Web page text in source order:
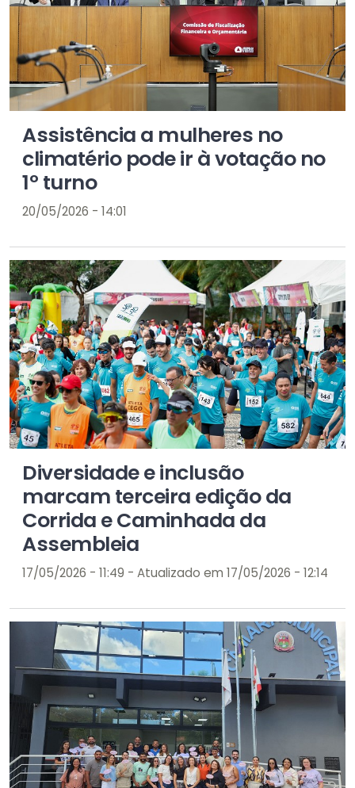
Assistência a mulheres no
climatério pode ir à votação no
1º turno
20/05/2026 - 14:01
Diversidade e inclusão
marcam terceira edição da
Corrida e Caminhada da
Assembleia
17/05/2026 - 11:49 - Atualizado em 17/05/2026 - 12:14